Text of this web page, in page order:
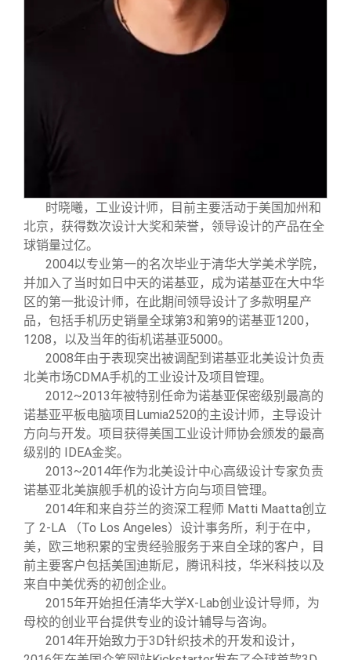
时晓曦，工业设计师，目前主要活动于美国加州和
北京，获得数次设计大奖和荣誉，领导设计的产品在全
球销量过亿。
2004以专业第一的名次毕业于清华大学美术学院，
并加入了当时如日中天的诺基亚，成为诺基亚在大中华
区的第一批设计师，在此期间领导设计了多款明星产
品，包括手机历史销量全球第3和第9的诺基亚1200，
1208，以及当年的街机诺基亚5000。
2008年由于表现突出被调配到诺基亚北美设计负责
北美市场CDMA手机的工业设计及项目管理。
2012~2013年被特别任命为诺基亚保密级别最高的
诺基亚平板电脑项目Lumia2520的主设计师，主导设计
方向与开发。项目获得美国工业设计师协会颁发的最高
级别的 IDEA金奖。
2013~2014年作为北美设计中心高级设计专家负责
诺基亚北美旗舰手机的设计方向与项目管理。
2014年和来自芬兰的资深工程师 Matti Maatta创立
了 2-LA （To Los Angeles）设计事务所，利于在中，
美，欧三地积累的宝贵经验服务于来自全球的客户，目
前主要客户包括美国迪斯尼，腾讯科技，华米科技以及
来自中美优秀的初创企业。
2015年开始担任清华大学X-Lab创业设计导师，为
母校的创业平台提供专业的设计辅导与咨询。
2014年开始致力于3D针织技术的开发和设计，